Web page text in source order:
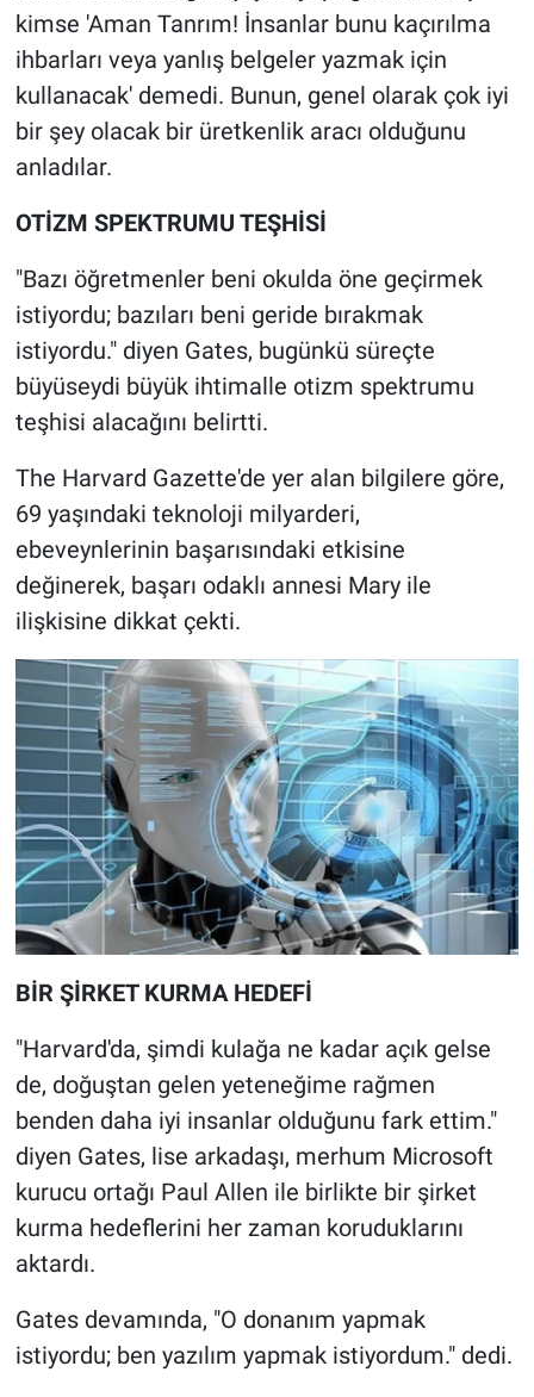
kimse 'Aman Tanrım! İnsanlar bunu kaçırılma
ihbarları veya yanlış belgeler yazmak için
kullanacak' demedi. Bunun, genel olarak çok iyi
bir şey olacak bir üretkenlik aracı olduğunu
anladılar.
OTİZM SPEKTRUMU TEŞHİSİ
"Bazı öğretmenler beni okulda öne geçirmek
istiyordu; bazıları beni geride bırakmak
istiyordu." diyen Gates, bugünkü süreçte
büyüseydi büyük ihtimalle otizm spektrumu
teşhisi alacağını belirtti.
The Harvard Gazette'de yer alan bilgilere göre,
69 yaşındaki teknoloji milyarderi,
ebeveynlerinin başarısındaki etkisine
değinerek, başarı odaklı annesi Mary ile
ilişkisine dikkat çekti.
BİR ŞİRKET KURMA HEDEFİ
"Harvard'da, şimdi kulağa ne kadar açık gelse
de, doğuştan gelen yeteneğime rağmen
benden daha iyi insanlar olduğunu fark ettim."
diyen Gates, lise arkadaşı, merhum Microsoft
kurucu ortağı Paul Allen ile birlikte bir şirket
kurma hedeflerini her zaman koruduklarını
aktardı.
Gates devamında, "O donanım yapmak
istiyordu; ben yazılım yapmak istiyordum." dedi.